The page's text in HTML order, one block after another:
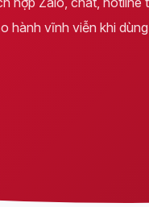
hành vĩnh viễn khi